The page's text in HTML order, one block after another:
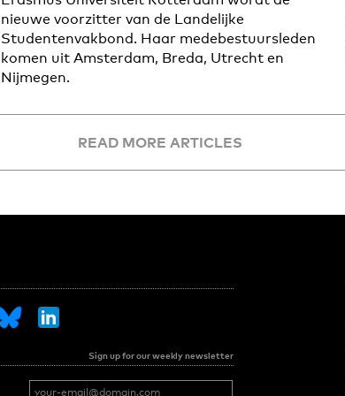
nieuwe voorzitter van de Landelijke
Studentenvakbond. Haar medebestuursleden
komen uit Amsterdam, Breda, Utrecht en
Nijmegen.
READ MORE ARTICLES
Sign up for our weekly newsletter